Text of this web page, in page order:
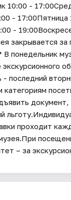
10:00 -
- 17:00Пятница
-
закрывается за
В понедельник
- последний
категориям
документ,
проходит
– за